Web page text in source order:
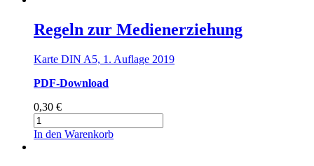
Erziehung
Menge
Regeln zur Medienerziehung
Karte DIN A5, 1. Auflage 2019
PDF-Download
0,30 €
Regeln
zur
In den Warenkorb